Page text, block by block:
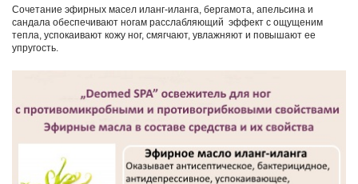
Сочетание эфирных масел иланг-иланга, бергамота, апельсина и
сандала обеспечивают ногам расслабляющий эффект с ощущеним
тепла, успокаивают кожу ног, смягчают, увлажняют и повышают ее
упругость.